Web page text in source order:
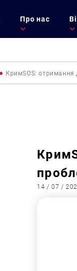
Про нас
КримSOS: отримання
14 / 07 /